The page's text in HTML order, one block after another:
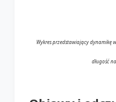
Wykres przedstawiający dynamikę
długość